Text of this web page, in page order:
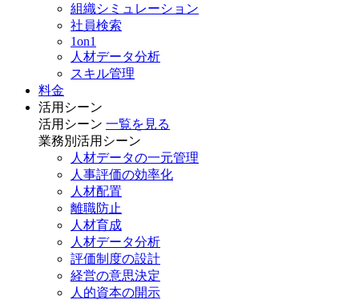
組織シミュレーション
社員検索
1on1
人材データ分析
スキル管理
料金
活用シーン
活用シーン 一覧を見る
業務別 活用シーン
人材データの一元管理
人事評価の効率化
人材配置
離職防止
人材育成
人材データ分析
評価制度の設計
経営の意思決定
人的資本の開示